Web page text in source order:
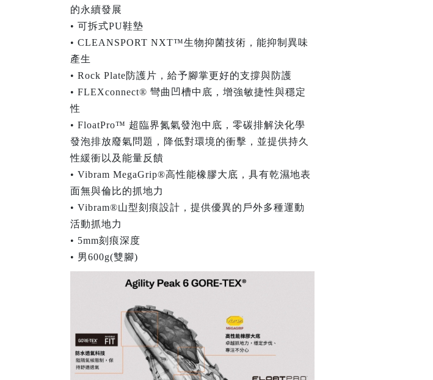
的永續發展
• 可拆式PU鞋墊
• CLEANSPORT NXT™生物抑菌技術，能抑制異味
產生
• Rock Plate防護片，給予腳掌更好的支撐與防護
• FLEXconnect® 彎曲凹槽中底，增強敏捷性與穩定
性
• FloatPro™ 超臨界氮氣發泡中底，零碳排解決化學
發泡排放廢氣問題，降低對環境的衝擊，並提供持久
性緩衝以及能量反饋
• Vibram MegaGrip®高性能橡膠大底，具有乾濕地表
面無與倫比的抓地力
• Vibram®山型刻痕設計，提供優異的戶外多種運動
活動抓地力
• 5mm刻痕深度
• 男600g(雙腳)